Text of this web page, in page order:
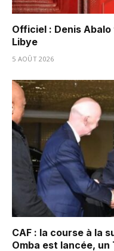
Officiel : Denis
Libye
5 AOÛT 2026
CAF : la course à la
Omba est lancée, un